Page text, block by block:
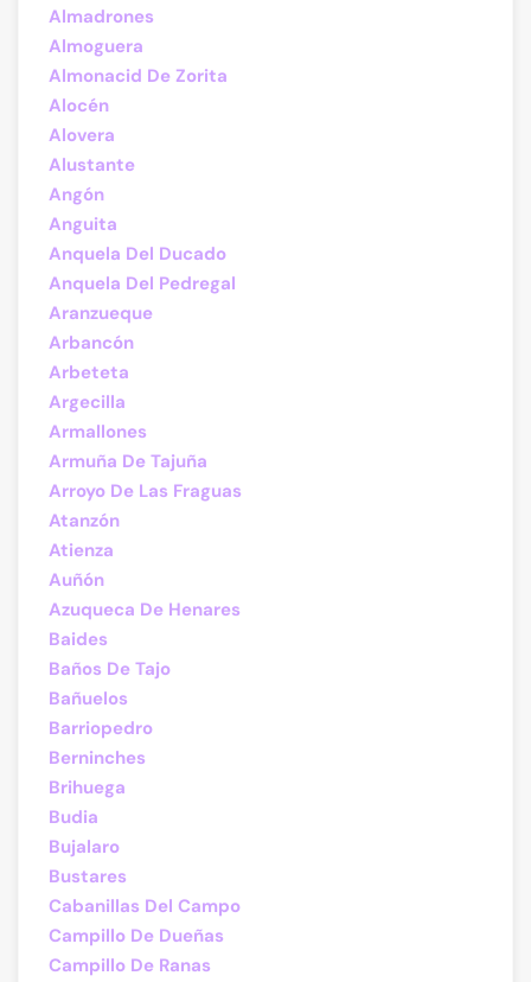
Almadrones
Almoguera
Almonacid De Zorita
Alocén
Alovera
Alustante
Angón
Anguita
Anquela Del Ducado
Anquela Del Pedregal
Aranzueque
Arbancón
Arbeteta
Argecilla
Armallones
Armuña De Tajuña
Arroyo De Las Fraguas
Atanzón
Atienza
Auñón
Azuqueca De Henares
Baides
Baños De Tajo
Bañuelos
Barriopedro
Berninches
Brihuega
Budia
Bujalaro
Bustares
Cabanillas Del Campo
Campillo De Dueñas
Campillo De Ranas